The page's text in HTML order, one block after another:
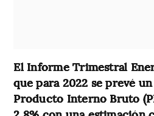
El Informe Trimestral
que para 2022 se prevé
Producto Interno Bruto